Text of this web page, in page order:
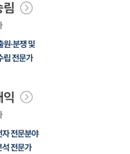
림
원·분쟁 및
립 전문가
익
전문분야
전문가